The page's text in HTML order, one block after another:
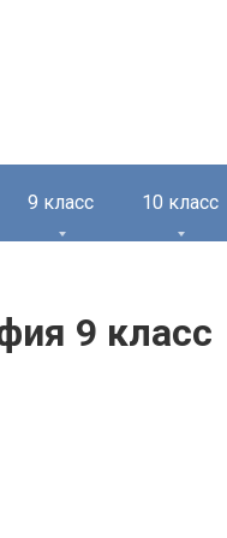
9 класс 10 класс
9 класс